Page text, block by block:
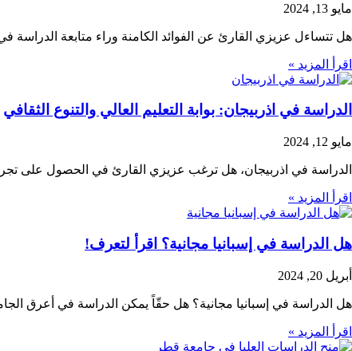
مايو 13, 2024
هل تتساءل عزيزي القارئ عن الفوائد الكامنة وراء متابعة
اقرأ المزيد »
الدراسة في اذربيجان: بوابة التعليم العالي والتنوع الثقافي
مايو 12, 2024
الدراسة في اذربيجان، هل ترغب عزيزي القارئ في الحصول على
اقرأ المزيد »
هل الدراسة في إسبانيا مجانية؟ اقرأ لتعرف!
أبريل 20, 2024
هل الدراسة في إسبانيا مجانية؟ هل حقّاً يمكن الدراسة في أعرق
اقرأ المزيد »